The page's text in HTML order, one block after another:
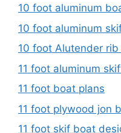
10 foot aluminum
10 foot aluminum
10 foot Alutender
11 foot aluminum
11 foot boat plans
11 foot plywood jon
11 foot skif boat